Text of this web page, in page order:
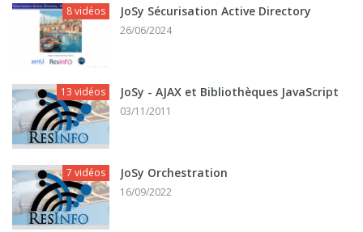
8 vidéos JoSy Sécurisation Active Directory
26/06/2024
13 vidéos JoSy - AJAX et Bibliothèques JavaScript
03/11/2011
7 vidéos JoSy Orchestration
16/09/2022